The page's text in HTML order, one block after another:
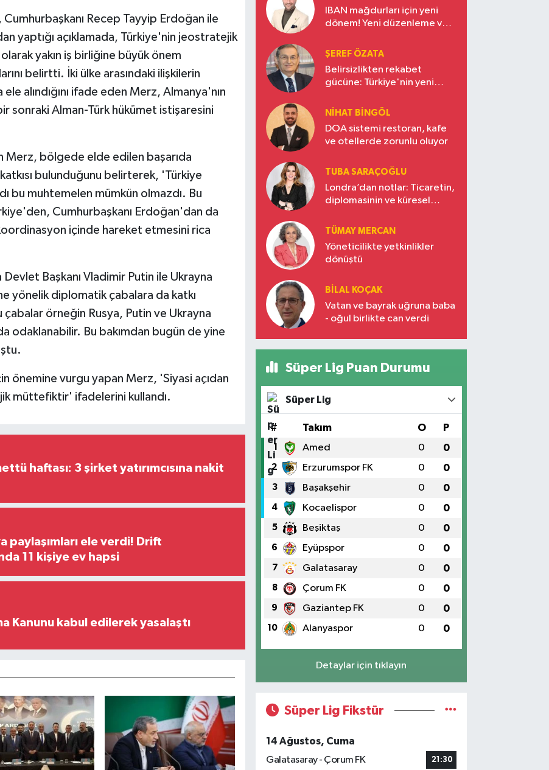
Recep Tayyip Erdoğan ile
yaptığı açıklamada, Türkiye'nin jeostratejik
yakın iş birliğine büyük önem
belirtti. İki ülke arasındaki ilişkilerin
alındığını ifade eden Merz, Almanya'nın
sonraki Alman-Türk hükümet istişaresini
bölgede elde edilen başarıda
bulunduğunu belirterek, 'Türkiye
bu muhtemelen mümkün olmazdı. Bu
Cumhurbaşkanı Erdoğan'dan da
koordinasyon içinde hareket etmesini rica
Başkanı Vladimir Putin ile Ukrayna
yönelik diplomatik çabalara da katkı
örneğin Rusya, Putin ve Ukrayna
odaklanabilir. Bu bakımdan bugün de yine
önemine vurgu yapan Merz, 'Siyasi açıdan
müttefiktir' ifadelerini kullandı.
haftası: 3 şirket yatırımcısına nakit
paylaşımları ele verdi! Drift
11 kişiye ev hapsi
Kanunu kabul edilerek yasalaştı
IBAN mağdurları için yeni
dönem! Yeni düzenleme ve
ŞEREF ÖZATA
Belirsizlikten rekabet
gücüne: Türkiye'nin yeni
NIHAT BINGÖL
DOA sistemi restoran, kafe
ve otellerde zorunlu oluyor
TUBA SARAÇOĞLU
Londra’dan notlar: Ticaretin,
diplomasinin ve küresel
Türkiye’nin yükselen gücü
TÜMAY MERCAN
Yöneticilikte yetkinlikler
dönüştü
BILAL KOÇAK
Vatan ve bayrak uğruna baba
- oğul birlikte can verdi
Süper Lig Puan Durumu
Süper Lig
# Takım O P
1 Amed 0 0
2 Erzurumspor FK 0 0
3 Başakşehir 0 0
4 Kocaelispor 0 0
5 Beşiktaş 0 0
6 Eyüpspor 0 0
7 Galatasaray 0 0
8 Çorum FK 0 0
9 Gaziantep FK 0 0
10 Alanyaspor 0 0
Detaylar için tıklayın
Süper Lig Fikstür
14 Ağustos, Cuma
Galatasaray - Çorum FK
21:30